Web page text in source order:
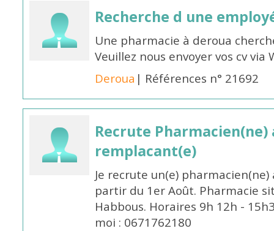
Recherche d une
Une pharmacie à deroua
Veuillez nous envoyer vos cv via
Deroua | Références n° 21692
Recrute
remplacant(e)
Je recrute un(e)
partir du 1er Août. Pharmacie
Habbous. Horaires 9h 12h -
moi : 0671762180